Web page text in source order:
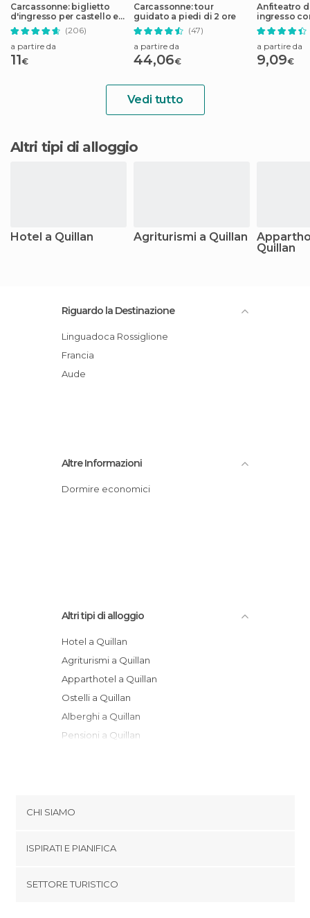
Carcassonne: biglietto
d'ingresso per castello e
bastioni
(206)
a partire da
11€
Carcassonne: tour
guidato a piedi di 2 ore
(47)
a partire da
44,06€
Anfiteatro
ingresso
a partire da
9,09€
Vedi tutto
Altri tipi di alloggio
Hotel a Quillan Agriturismi a Quillan
Quillan
Riguardo la Destinazione
Linguadoca Rossiglione
Francia
Aude
Altre Informazioni
Dormire economici
Altri tipi di alloggio
Hotel a Quillan
Agriturismi a Quillan
Apparthotel a Quillan
Ostelli a Quillan
Alberghi a Quillan
Pensioni a Quillan
CHI SIAMO
Termini e Condizioni
ISPIRATI E PIANIFICA
SETTORE TURISTICO